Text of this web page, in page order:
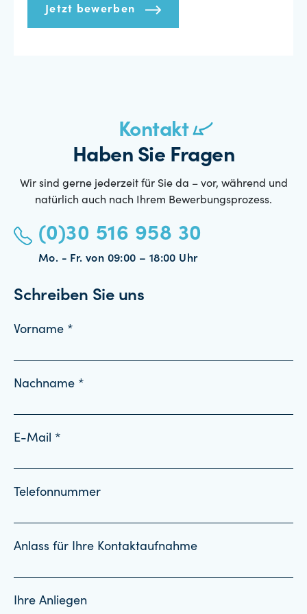
Jetzt bewerben
Kontakt
Haben Sie Fragen
Wir sind gerne jederzeit für Sie da – vor, während und
natürlich auch nach Ihrem Bewerbungsprozess.
(0)30 516 958 30
Mo. - Fr. von 09:00 – 18:00 Uhr
Schreiben Sie uns
Vorname *
Nachname *
E-Mail *
Telefonnummer
Anlass für Ihre Kontaktaufnahme
Ihre Anliegen